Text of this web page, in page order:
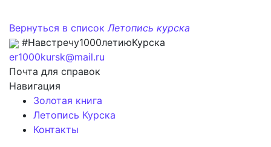
Вернуться в списокЛетопись курска
#Навстречу1000летиюКурска
er1000kursk@mail.ru
Почта для справок
Навигация
Золотая книга
Летопись Курска
Контакты